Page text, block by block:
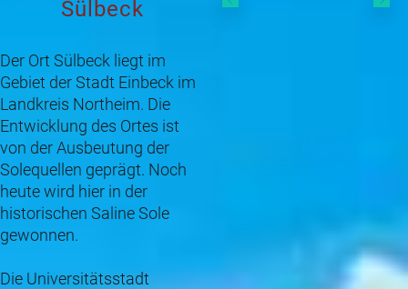
Sülbeck
Der Ort Sülbeck liegt im
Gebiet der Stadt Einbeck im
Landkreis Northeim. Die
Entwicklung des Ortes ist
von der Ausbeutung der
Solequellen geprägt. Noch
heute wird hier in der
historischen Saline Sole
gewonnen.
Die Universitätsstadt